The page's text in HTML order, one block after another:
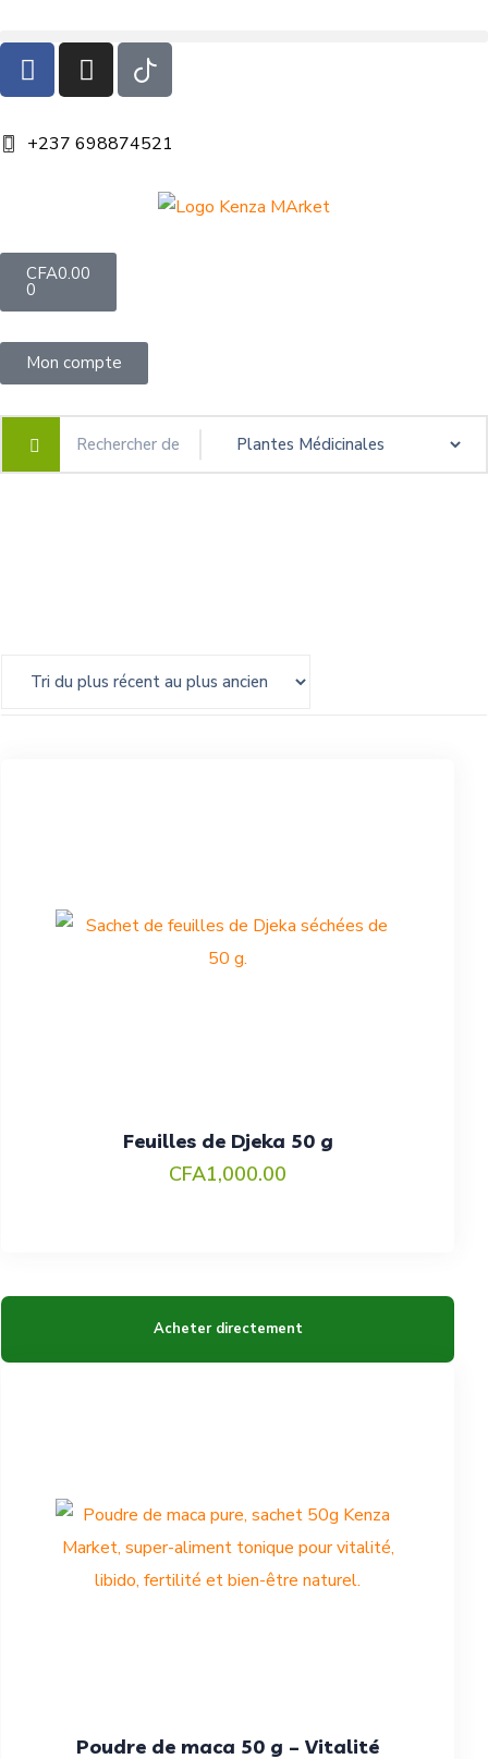
+237 698874521
CFA0.00
0
Mon compte
Feuilles de Djeka 50 g
CFA1,000.00
Acheter directement
Poudre de maca 50 g – Vitalité